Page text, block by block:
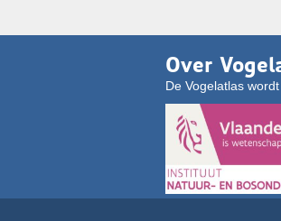
Over
De Vogelatlas